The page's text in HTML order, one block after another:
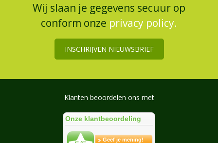
Wij slaan je gegevens secuur op
conform onze privacy policy.
INSCHRIJVEN NIEUWSBRIEF
Klanten beoordelen ons met